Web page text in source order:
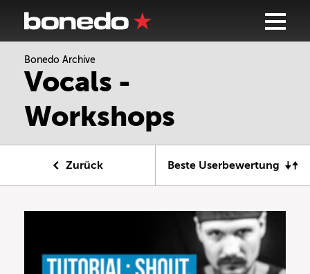
Bonedo Archive
Vocals -
Workshops
Zurück Beste Userbewertung